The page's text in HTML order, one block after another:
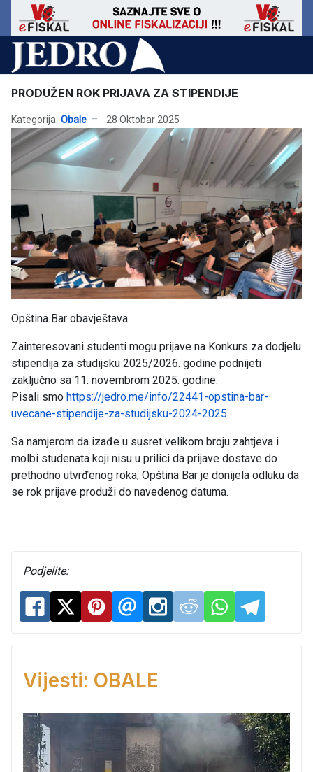
PRODUŽEN ROK PRIJAVA ZA STIPENDIJE
Kategorija: Obale 28 Oktobar 2025
Opština Bar obavještava...
Zainteresovani studenti mogu prijave na Konkurs za dodjelu
stipendija za studijsku 2025/2026. godine podnijeti
zaključno sa 11. novembrom 2025. godine.
Pisali smo https://jedro.me/info/22441-opstina-bar-
uvecane-stipendije-za-studijsku-2024-2025
Sa namjerom da izađe u susret velikom broju zahtjeva i
molbi studenata koji nisu u prilici da prijave dostave do
prethodno utvrđenog roka, Opština Bar je donijela odluku da
se rok prijave produži do navedenog datuma.
Podjelite:
Vijesti: OBALE